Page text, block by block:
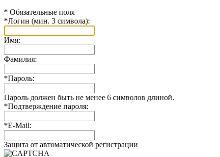
* Обязательные поля
*Логин (мин. 3 символа):
Имя:
Фамилия:
*Пароль:
Пароль должен быть не менее 6 символов длиной.
*Подтверждение пароля:
*E-Mail:
Защита от автоматической регистрации